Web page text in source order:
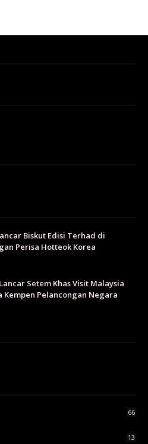
Biskut Edisi Terhad di
Perisa Hotteok Korea
Setem Khas Visit Malaysia
Kempen Pelancongan Negara
66
13